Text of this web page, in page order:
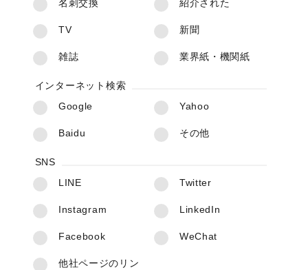
名刺交換 紹介された
TV 新聞
雑誌 業界紙・機関紙
インターネット検索
Google
Yahoo
Baidu その他
SNS
LINE
Twitter
Instagram LinkedIn
Facebook WeChat
他社ページのリン